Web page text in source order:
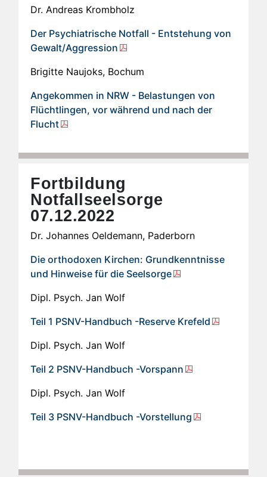
Dr. Andreas Krombholz
Der Psychiatrische Notfall - Entstehung von
Gewalt/Aggression
Brigitte Naujoks, Bochum
Angekommen in NRW - Belastungen von
Flüchtlingen, vor während und nach der
Flucht
Fortbildung
Notfallseelsorge
07.12.2022
Dr. Johannes Oeldemann, Paderborn
Die orthodoxen Kirchen: Grundkenntnisse
und Hinweise für die Seelsorge
Dipl. Psych. Jan Wolf
Teil 1 PSNV-Handbuch -Reserve Krefeld
Dipl. Psych. Jan Wolf
Teil 2 PSNV-Handbuch -Vorspann
Dipl. Psych. Jan Wolf
Teil 3 PSNV-Handbuch -Vorstellung